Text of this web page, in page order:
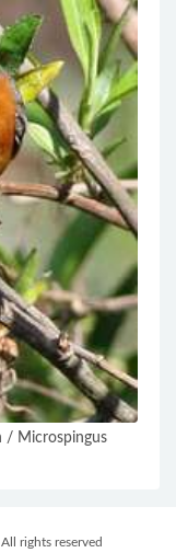
/ Microspingus
rights reserved